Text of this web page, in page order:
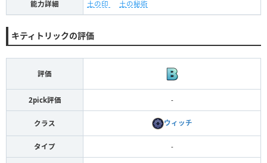
能力詳細 土の印 土の秘術
キティトリックの評価
評価
2pick評価 -
クラス ウィッチ
タイプ -